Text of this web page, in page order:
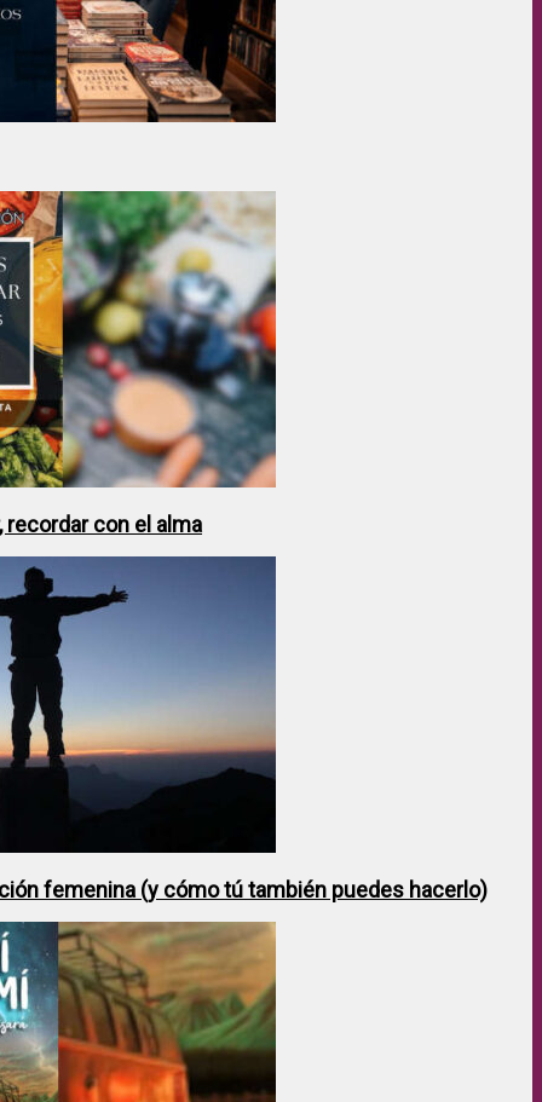
recordar con el alma
femenina (y cómo tú también puedes hacerlo)